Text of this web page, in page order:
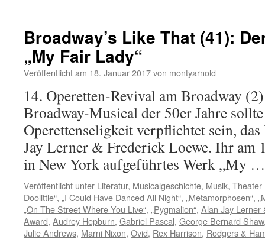
Broadway’s Like That (41):
„My Fair Lady“
Veröffentlicht am 18. Januar 2017von montyarnold
14. Operetten-Revival am Broadway
Broadway-Musical der 50er Jahre
Operettenseligkeit verpflichtet sein,
Jay Lerner & Frederick Loewe. Ihr am
in New York aufgeführtes Werk „My
Veröffentlicht unter Literatur, Musicalgeschichte, Musik, Theater
Doolittle“, „I Could Have Danced All Night“, „Metamorphosen“,
„On The Street Where You Live“, „Pygmalion“, Alan Jay Lerner
Award, Audrey Hepburn, Gabriel Pascal, George Bernard Shaw
Julie Andrews, Marni Nixon, Ovid, Rex Harrison, Rodgers &